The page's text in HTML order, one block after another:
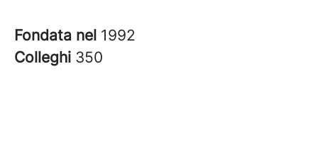
Fondata nel 1992
Colleghi 350